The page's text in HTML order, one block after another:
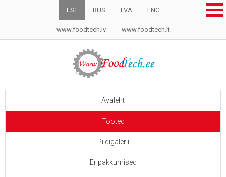
EST RUS LVA ENG
www.foodtech.lv www.foodtech.lt
Avaleht
Tooted
Pildigalerii
Eripakkumised